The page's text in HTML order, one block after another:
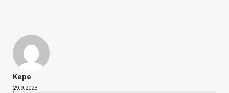
Kepe
29.9.2023